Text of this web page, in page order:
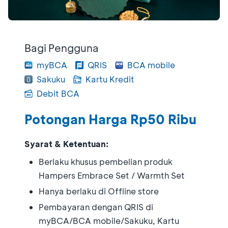
Bagi Pengguna
myBCA QRIS
BCA mobile
Sakuku
Kartu Kredit
Debit BCA
Potongan Harga Rp50 Ribu
Syarat & Ketentuan:
Berlaku khusus pembelian produk
Hampers Embrace Set / Warmth Set
Hanya berlaku di Offline store
Pembayaran dengan QRIS di
myBCA/BCA mobile/Sakuku, Kartu